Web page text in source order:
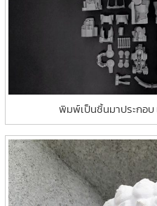
พิมพ์เป็นชิ้นมาประกอ